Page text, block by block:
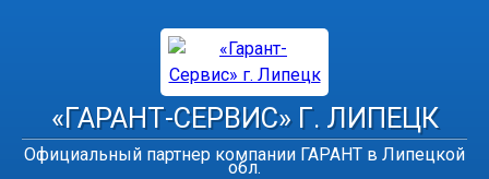
«ГАРАНТ-СЕРВИС» Г. ЛИПЕЦК
Официальный партнер компании ГАРАНТ в Липецкой
обл.